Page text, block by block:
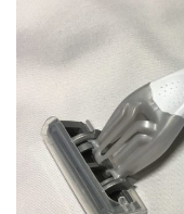
er n
a
c
e
b
o
o
k